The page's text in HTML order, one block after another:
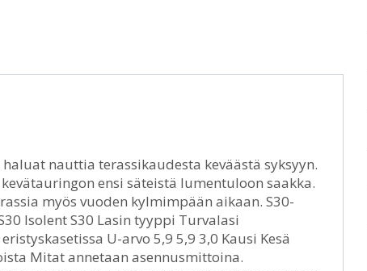
nauttia terassikaudesta keväästä syksyyn.
ensi säteistä lumentuloon saakka.
myös vuoden kylmimpään aikaan. S30-
Isolent S30 Lasin tyyppi Turvalasi
U-arvo 5,9 5,9 3,0 Kausi Kesä
Mitat annetaan asennusmittoina.